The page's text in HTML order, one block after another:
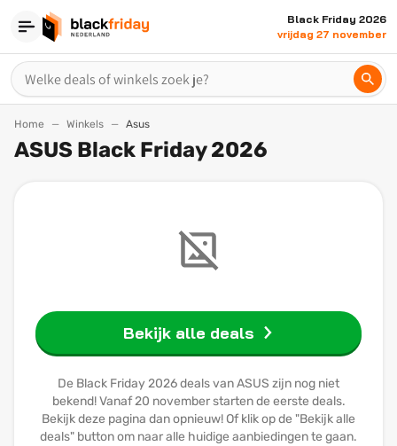
Black Friday 2026
vrijdag 27 november
Home Winkels Asus
ASUS Black Friday 2026
Bekijk alle deals
De Black Friday 2026 deals van ASUS zijn nog niet
bekend! Vanaf 20 november starten de eerste deals.
Bekijk deze pagina dan opnieuw! Of klik op de "Bekijk alle
deals" button om naar alle huidige aanbiedingen te gaan.